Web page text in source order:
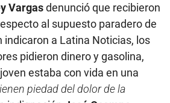
Vargasdenunció que recibieron
al supuesto paradero de
indicaron a Latina Noticias, los
pidieron dinero y gasolina,
estaba con vida en una
piedad del dolor de la